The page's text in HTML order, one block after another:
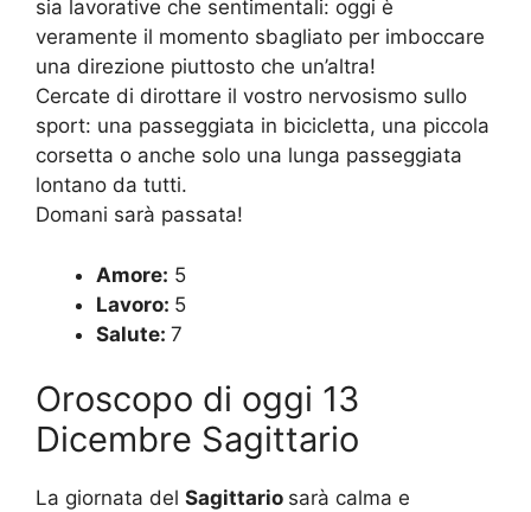
sia lavorative che sentimentali: oggi è
veramente il momento sbagliato per imboccare
una direzione piuttosto che un’altra!
Cercate di dirottare il vostro nervosismo sullo
sport: una passeggiata in bicicletta, una piccola
corsetta o anche solo una lunga passeggiata
lontano da tutti.
Domani sarà passata!
Amore: 5
Lavoro: 5
Salute: 7
Oroscopo di oggi 13
Dicembre Sagittario
La giornata del Sagittario sarà calma e